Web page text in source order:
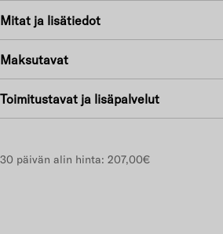
Mitat ja lisätiedot
Maksutavat
Toimitustavat ja lisäpalvelut
30 päivän alin hinta: 207,00€